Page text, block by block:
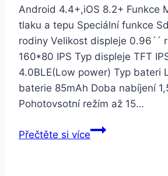
Android 4.4+,iOS 8.2+ Funkce
tlaku a tepu Speciální funkce
rodiny Velikost displeje 0.96´´
160*80 IPS Typ displeje TFT
4.0BLE(Low power) Typ bateri
baterie 85mAh Doba nabíjení
Pohotovsotní režím až 15…
Přečtěte si víceSmartuj